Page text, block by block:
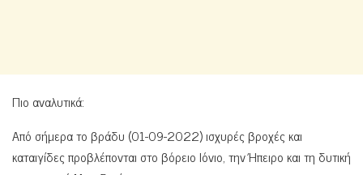
Πιο αναλυτικά:
Από σήμερα το βράδυ (01-09-2022) ισχυρές βροχές και
καταιγίδες προβλέπονται στο βόρειο Ιόνιο, την Ήπειρο και τη δυτική